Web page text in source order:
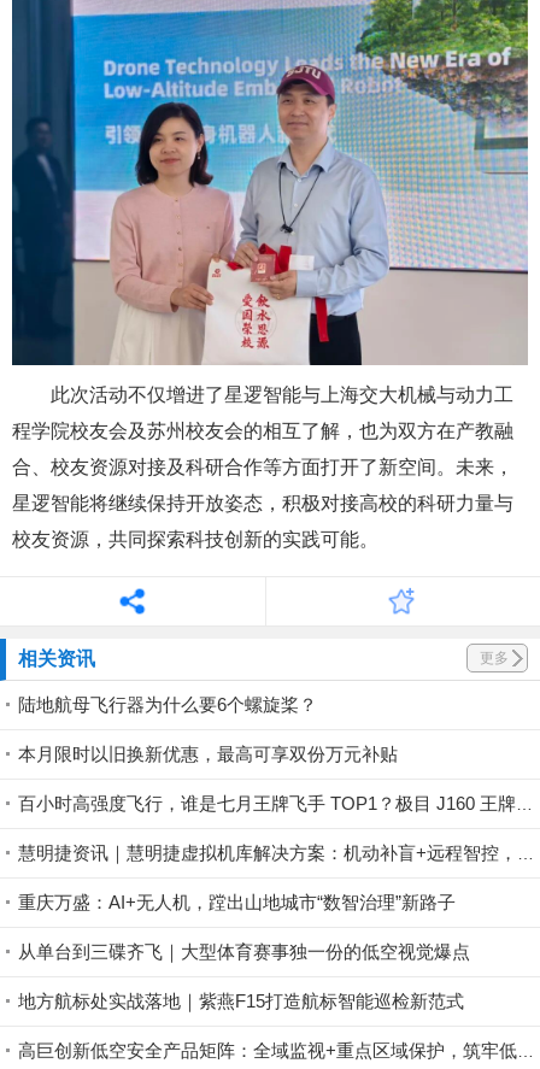
此次活动不仅增进了星逻智能与上海交大机械与动力工
程学院校友会及苏州校友会的相互了解，也为双方在产教融
合、校友资源对接及科研合作等方面打开了新空间。未来，
星逻智能将继续保持开放姿态，积极对接高校的科研力量与
校友资源，共同探索科技创新的实践可能。
相关资讯 更多
陆地航母飞行器为什么要6个螺旋桨？
本月限时以旧换新优惠，最高可享双份万元补贴
重庆万盛：AI+无人机，蹚出山地城市“数智治理”新路子
从单台到三碟齐飞｜大型体育赛事独一份的低空视觉爆点
地方航标处实战落地｜紫燕F15打造航标智能巡检新范式